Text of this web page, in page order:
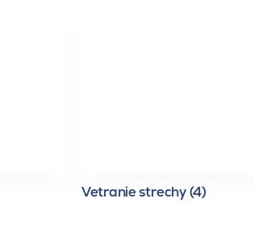
Vetranie strechy (4)